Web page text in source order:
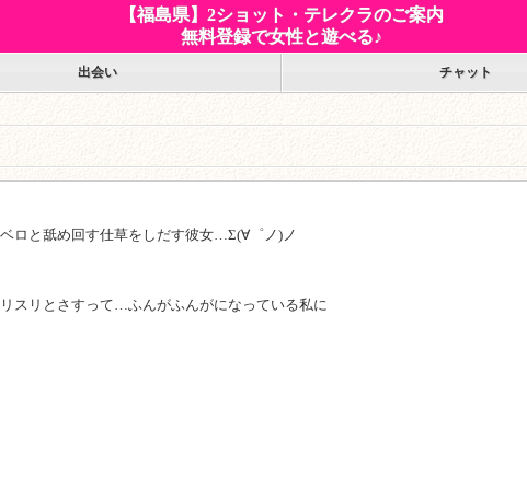
【福島県】2ショット・テレクラのご案内
無料登録で女性と遊べる♪
出会い チャット
ロと舐め回す仕草をしだす彼女…Σ(∀゜ノ)ノ
スリとさすって…ふんがふんがになっている私に